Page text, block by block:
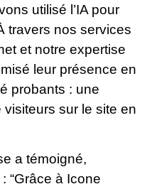
utilisé l’IA pour
travers nos services
et notre expertise
leur présence en
probants : une
sur le site en
a témoigné,
“Grâce à Icone